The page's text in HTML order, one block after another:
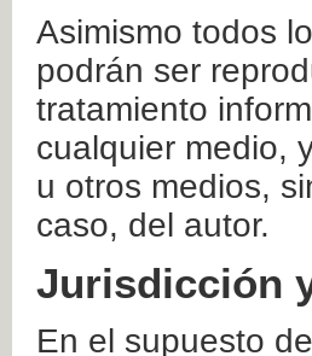
Asimismo todos
podrán ser
tratamiento
cualquier medio,
u otros medios,
caso, del autor.
Jurisdicción
En el supuesto